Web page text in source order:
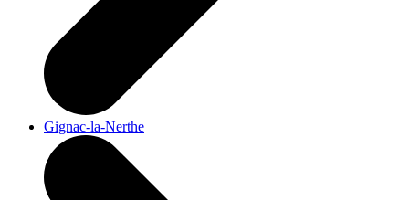
Gignac-la-Nerthe